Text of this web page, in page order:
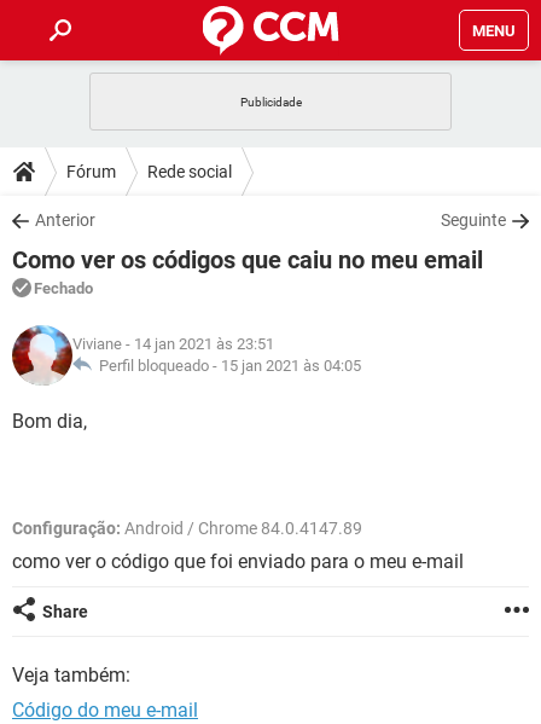
MENU
CELULAR
OUTLOOK
INSTAGRAM GMAIL
GUIA DE COMPRAS
DICAS
JOGOS
OUTLOOK
INSTAGRAM
GUIA DE COMPRAS
DOWNLOADS
JOGOS WHATSAPP
CELULAR
OUTLOOK
INSTAGRAM
GUIA DE COMPRAS
FÓRUM
JOGOS
CELULAR FACEBOOK
GLOSSÁRIO
JOGOS
CELULAR
Fórum Rede social
Anterior Seguinte
Como ver os códigos que caiu no meu email
Fechado
Viviane - 14 jan 2021 às 23:51
Perfil bloqueado - 15 jan 2021 às 04:05
Bom dia,
Configuração: Android / Chrome 84.0.4147.89
como ver o código que foi enviado para o meu e-mail
Share
Veja também:
Código do meu e-mail